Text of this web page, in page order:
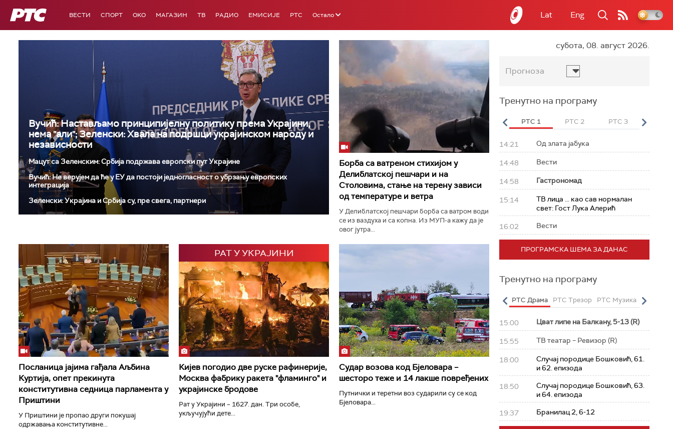
РТС ВЕСТИ СПОРТ OKO МАГАЗИН ТВ РАДИО ЕМИСИЈЕ РТС Остало Lat Eng
Вучић: Настављамо принципијелну политику према Украјини,
нема "али"; Зеленски: Хвала на подршци украјинском народу и
независности
Мацут са Зеленским: Србија подржава европски пут Украјине
Вучић: Не верујем да ће у ЕУ да постоји једногласност о убрзању европских
интеграција
Зеленски: Украјина и Србија су, пре свега, партнери
Борба са ватреном стихијом у
Делиблатској пешчари и на
Столовима, стање на терену зависи
од температуре и ветра
У Делиблатској пешчари борба са ватром води
се из ваздуха и са копна. Из МУП-а кажу да је
овог јутра...
Посланица јајима гађала Аљбина
Куртија, опет прекинута
конститутивна седница парламента у
Приштини
У Приштини је пропао други покушај
одржавања конститутивне...
РАТ У УКРАЈИНИ
Кијев погодио две руске рафинерије,
Москва фабрику ракета "фламинго" и
украјинске бродове
Рат у Украјини – 1627. дан. Три особе,
укључујући дете...
Судар возова код Бјеловара –
шесторо теже и 14 лакше повређених
Путнички и теретни воз сударили су се код
Бјеловара...
субота, 08. август 2026.
Прогноза
Тренутно на програму
РТС 3 РТС Свет РТС HD РТС 1 РТС 2 РТС 3 РТС
14:21 Од злата јабука
14:48 Вести
14:58 Гастрономад
15:14
ТВ лица ... као сав нормалан
свет: Гост Лука Алерић
16:02 Вести
ПРОГРАМСКА ШЕМА ЗА ДАНАС
Тренутно на програму
РТС Класика РТС Коло РТС Полетарац РТС Драма РТС Трезор РТС Музика РТС
15:00 Цват липе на Балкану, 5-13 (R)
15:55 ТВ театар – Ревизор (R)
18:00
Случај породице Бошковић, 61.
и 62. епизода
18:50
Случај породице Бошковић, 63.
и 64. епизода
19:37 Бранилац 2, 6-12